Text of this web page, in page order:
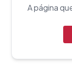
A página